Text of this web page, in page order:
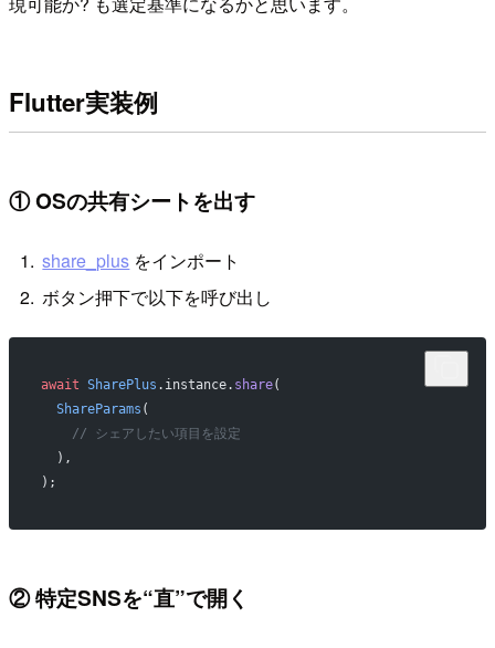
Flutter実装例
① OSの共有シートを出す
share_plus をインポート
ボタン押下で以下を呼び出し
await SharePlus .instance. share(
  ShareParams
(
    // シェアしたい項目を設定
  ),
);
② 特定SNSを“直”で開く